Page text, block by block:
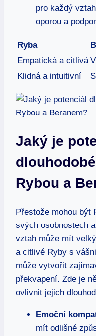
pro každý
oporou a
Ryba
Empatická a citlivá
Klidná a intuitivní
Jaký je
Rybou a
Přestože mohou být
svých osobnostech
vztah může mít
a citlivé Ryby s
může vytvořit
překvapení. Zde je
ovlivnit jejich
Emoční
mít odlišné